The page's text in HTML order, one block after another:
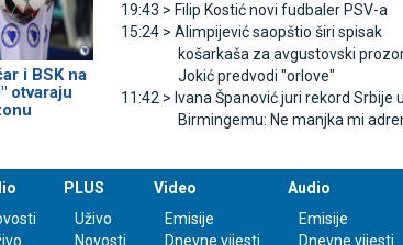
i BSK na
otvaraju
19:43 > Filip Kostić novi fudbaler PSV-a
15:24 > Alimpijević saopštio širi spisak
košarkaša za avgustovski
Јokić predvodi "orlove"
11:42 > Ivana Španović juri rekord Srbije u
Birmingemu: Ne manjka mi
PLUS
Uživo
Novosti
Video
Emisije
Dnevne vijesti
Audio
Emisije
Dnevne vijesti